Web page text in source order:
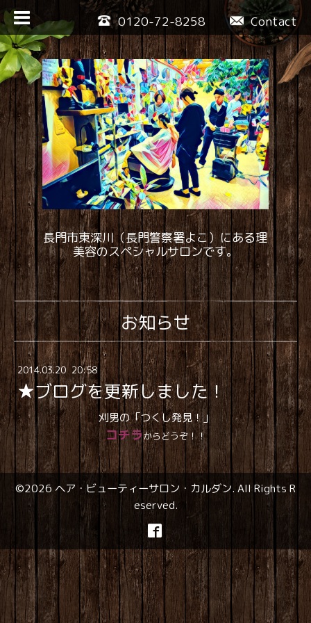
Contact
0120-72-8258
長門市東深川（長門警察署よこ）にある理
美容のスペシャルサロンです。
お知らせ
2014.03.20 20:58
★ブログを更新しました！
刈男の「つくし発見！」
コチラからどうぞ！！
©2026ヘア・ビューティーサロン・カルダン. All Rights R
eserved.